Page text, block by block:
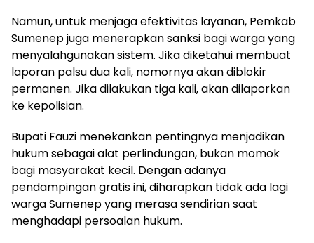
Namun, untuk menjaga efektivitas layanan, Pemkab
Sumenep juga menerapkan sanksi bagi warga yang
menyalahgunakan sistem. Jika diketahui membuat
laporan palsu dua kali, nomornya akan diblokir
permanen. Jika dilakukan tiga kali, akan dilaporkan
ke kepolisian.
Bupati Fauzi menekankan pentingnya menjadikan
hukum sebagai alat perlindungan, bukan momok
bagi masyarakat kecil. Dengan adanya
pendampingan gratis ini, diharapkan tidak ada lagi
warga Sumenep yang merasa sendirian saat
menghadapi persoalan hukum.